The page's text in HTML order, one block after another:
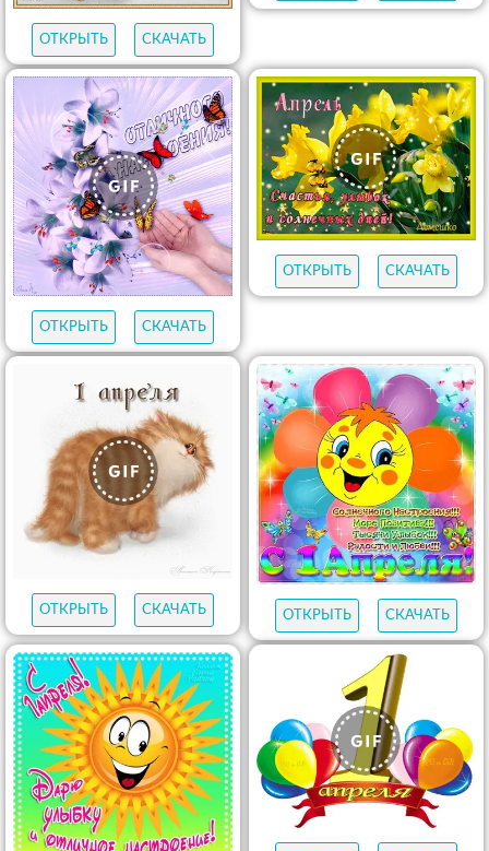
ОТКРЫТЬ СКАЧАТЬ
ОТКРЫТЬ СКАЧАТЬ
ОТКРЫТЬ СКАЧАТЬ
ОТКРЫТЬ СКАЧАТЬ ОТКРЫТЬ СКАЧАТЬ